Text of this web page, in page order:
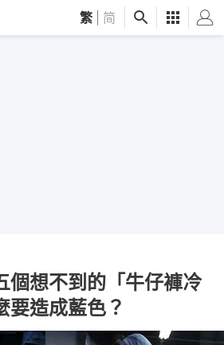
繁 简
個想不到的「牛仔褲冷
造成藍色？